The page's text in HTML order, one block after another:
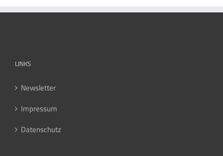
LINKS
Newsletter
Impressum
Datenschutz